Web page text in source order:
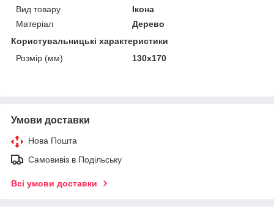
Вид товару
Ікона
Матеріал
Дерево
Користувальницькі характеристики
Розмір (мм)
130х170
Умови доставки
Нова Пошта
Самовивіз в Подільську
Всі умови доставки